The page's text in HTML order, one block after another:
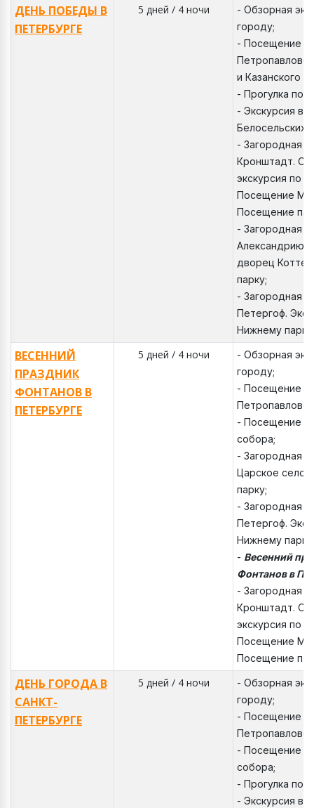
ДЕНЬ ПОБЕДЫ В
ПЕТЕРБУРГЕ
5 дней / 4 ночи
- Обзорная
городу;
- Посещение
и Казанского
- Прогулка по
- Экскурсия
Белосельских
- Загородная
Кронштадт.
экскурсия по
Посещение
Посещение
- Загородная
Александрию.
дворец
парку;
- Загородная
Петергоф.
Нижнему парку.
ВЕСЕННИЙ
ПРАЗДНИК
ФОНТАНОВ В
ПЕТЕРБУРГЕ
5 дней / 4 ночи
- Обзорная
городу;
- Посещение
- Посещение
собора;
- Загородная
Царское село.
парку;
- Загородная
Петергоф.
Нижнему парку;
- Весенний
Фонтанов в
- Загородная
Кронштадт.
экскурсия по
Посещение
Посещение
ДЕНЬ ГОРОДА В
САНКТ-
ПЕТЕРБУРГЕ
5 дней / 4 ночи
- Обзорная
городу;
- Посещение
- Посещение
собора;
- Прогулка по
- Экскурсия в